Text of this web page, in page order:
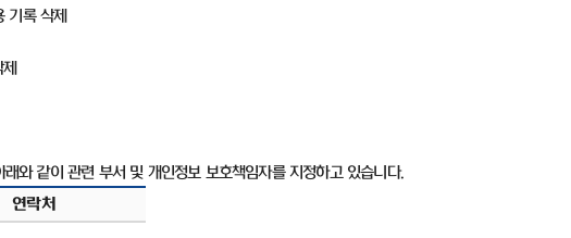
기록 삭제
와 같이 관련 부서 및 개인정보 보호책임자를 지정하고 있습니다.
연락처